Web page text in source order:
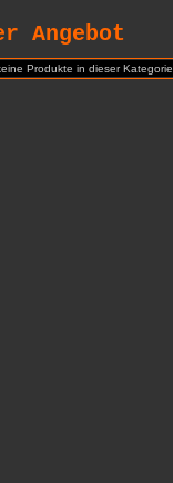
Angebot
Produkte in dieser Kategorie.